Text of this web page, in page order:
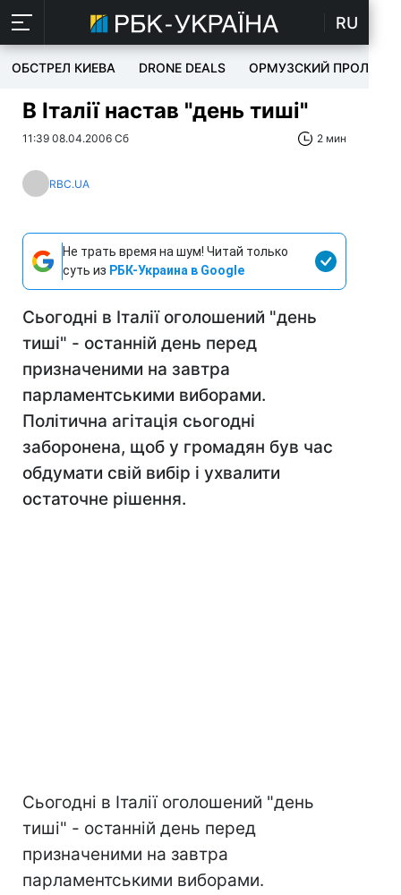
RU
ОБСТРЕЛ КИЕВА DRONE DEALS ОРМУЗСКИЙ ПРОЛИВ
В Італії настав "день тиші"
11:39 08.04.2006 Сб 2 мин
RBC.UA
Не трать время на шум! Читай только
суть из РБК-Украина в Google
Сьогодні в Італії оголошений "день
тиші" - останній день перед
призначеними на завтра
парламентськими виборами.
Політична агітація сьогодні
заборонена, щоб у громадян був час
обдумати свій вибір і ухвалити
остаточне рішення.
Сьогодні в Італії оголошений "день
тиші" - останній день перед
призначеними на завтра
парламентськими виборами.